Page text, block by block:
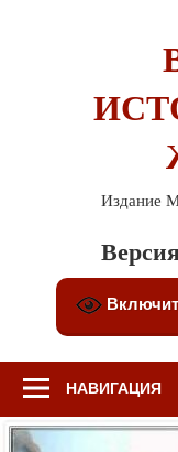
Издание
НАВИГАЦИЯ